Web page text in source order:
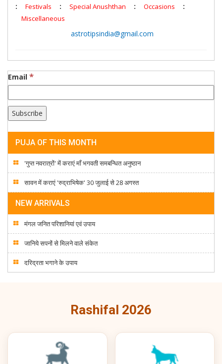
: Festivals : Special Anushthan : Occasions :
Miscellaneous
astrotipsindia@gmail.com
Email *
PUJA OF THIS MONTH
'गुप्त नवरात्रों' में कराएं माँ भगवती समबन्धित अनुष्ठान
सावन में कराएं 'रुद्राभिषेक' 30 जुलाई से 28 अगस्त
NEW ARRIVALS
मंगल जनित परिशानियां एवं उपाय
जानिये सपनों से मिलने वाले संकेत
दरिद्रता भगाने के उपाय
Rashifal 2026